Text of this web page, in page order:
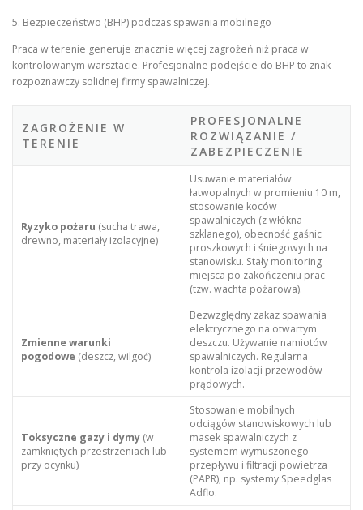
5. Bezpieczeństwo (BHP) podczas spawania mobilnego
Praca w terenie generuje znacznie więcej zagrożeń niż praca w
kontrolowanym warsztacie. Profesjonalne podejście do BHP to znak
rozpoznawczy solidnej firmy spawalniczej.
ZAGROŻENIE W
TERENIE
PROFESJONALNE
ROZWIĄZANIE /
ZABEZPIECZENIE
Ryzyko pożaru (sucha trawa,
drewno, materiały izolacyjne)
Usuwanie materiałów
łatwopalnych w promieniu 10 m,
stosowanie koców
spawalniczych (z włókna
szklanego), obecność gaśnic
proszkowych i śniegowych na
stanowisku. Stały monitoring
miejsca po zakończeniu prac
(tzw. wachta pożarowa).
Zmienne warunki
pogodowe (deszcz, wilgoć)
Bezwzględny zakaz spawania
elektrycznego na otwartym
deszczu. Używanie namiotów
spawalniczych. Regularna
kontrola izolacji przewodów
prądowych.
Toksyczne gazy i dymy(w
zamkniętych przestrzeniach lub
przy ocynku)
Stosowanie mobilnych
odciągów stanowiskowych lub
masek spawalniczych z
systemem wymuszonego
przepływu i filtracji powietrza
(PAPR), np. systemy Speedglas
Adflo.